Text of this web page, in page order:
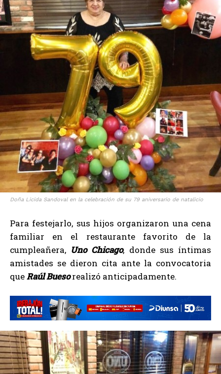
Doña Licida Sandoval en la celebración de su 79 aniversario de natalicio
Para festejarlo, sus hijos organizaron una cena
familiar en el restaurante favorito de la
cumpleañera, Uno Chicago, donde sus íntimas
amistades se dieron cita ante la convocatoria
queRaúl Buesorealizó anticipadamente.